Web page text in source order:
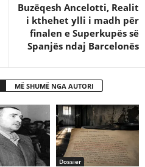
Buzëqesh Ancelotti, Realit
i kthehet ylli i madh për
finalen e Superkupës së
Spanjës ndaj Barcelonës
MË SHUMË NGA AUTORI
Dossier